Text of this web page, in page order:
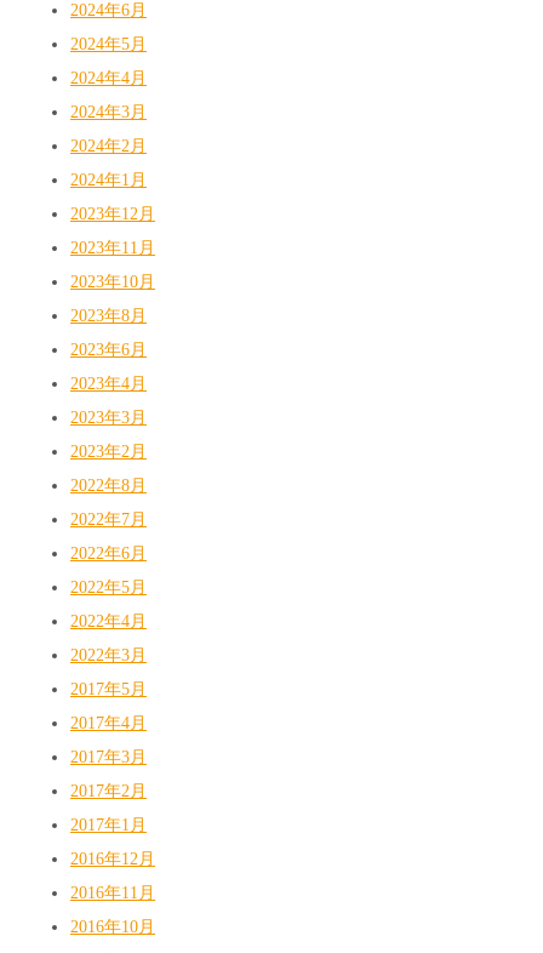
2024年6月
2024年5月
2024年4月
2024年3月
2024年2月
2024年1月
2023年12月
2023年11月
2023年10月
2023年8月
2023年6月
2023年4月
2023年3月
2023年2月
2022年8月
2022年7月
2022年6月
2022年5月
2022年4月
2022年3月
2017年5月
2017年4月
2017年3月
2017年2月
2017年1月
2016年12月
2016年11月
2016年10月